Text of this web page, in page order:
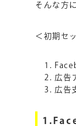
そんな方
＜初期セ
広告
広告